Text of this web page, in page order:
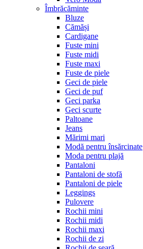
Îmbrăcăminte
Bluze
Cămăși
Cardigane
Fuste mini
Fuste midi
Fuste maxi
Fuste de piele
Geci de piele
Geci de puf
Geci parka
Geci scurte
Paltoane
Jeans
Mărimi mari
Modă pentru însărcinate
Moda pentru plajă
Pantaloni
Pantaloni de stofă
Pantaloni de piele
Leggings
Pulovere
Rochii mini
Rochii midi
Rochii maxi
Rochii de zi